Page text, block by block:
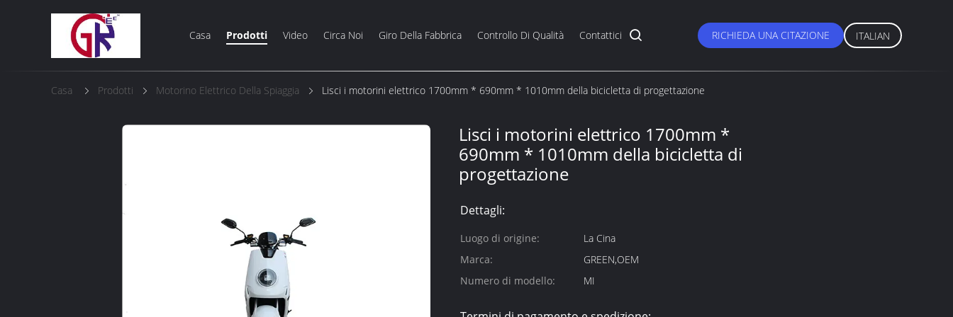
Casa Prodotti Video Circa Noi Giro Della Fabbrica Controllo Di Qualità Contattici RICHIEDA UNA CITAZIONE ITALIAN
Casa Prodotti Motorino Elettrico Della Spiaggia Lisci i motorini elettrico 1700mm * 690mm * 1010mm della bicicletta di progettazione
Lisci i motorini elettrico 1700mm *
690mm * 1010mm della bicicletta di
progettazione
Dettagli:
Luogo di origine:
La Cina
Marca:
GREEN,OEM
Numero di modello:
MI